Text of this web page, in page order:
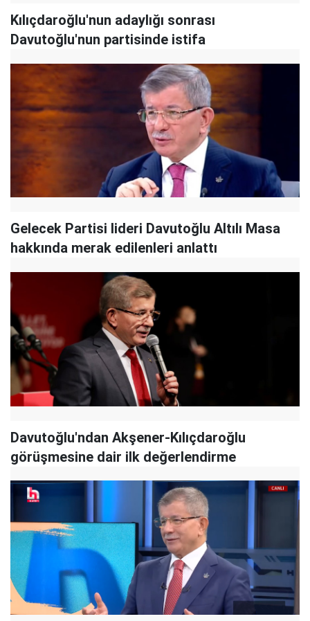
Kılıçdaroğlu'nun adaylığı sonrası
Davutoğlu'nun partisinde istifa
Gelecek Partisi lideri Davutoğlu Altılı Masa
hakkında merak edilenleri anlattı
Davutoğlu'ndan Akşener-Kılıçdaroğlu
görüşmesine dair ilk değerlendirme